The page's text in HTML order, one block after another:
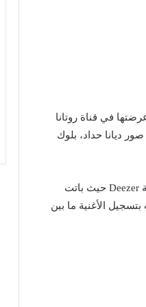
في قناة روتانا
ديانا حداد، بلوك
كما تم طرح الأغنية بشكل حصري في الموقع الإلكتروني المتخصص لعرض الأغنيات الموسيقية Deezer حيث باتت
الأغنية ما بين